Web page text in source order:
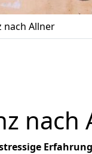
nach Allner
Erfahrung